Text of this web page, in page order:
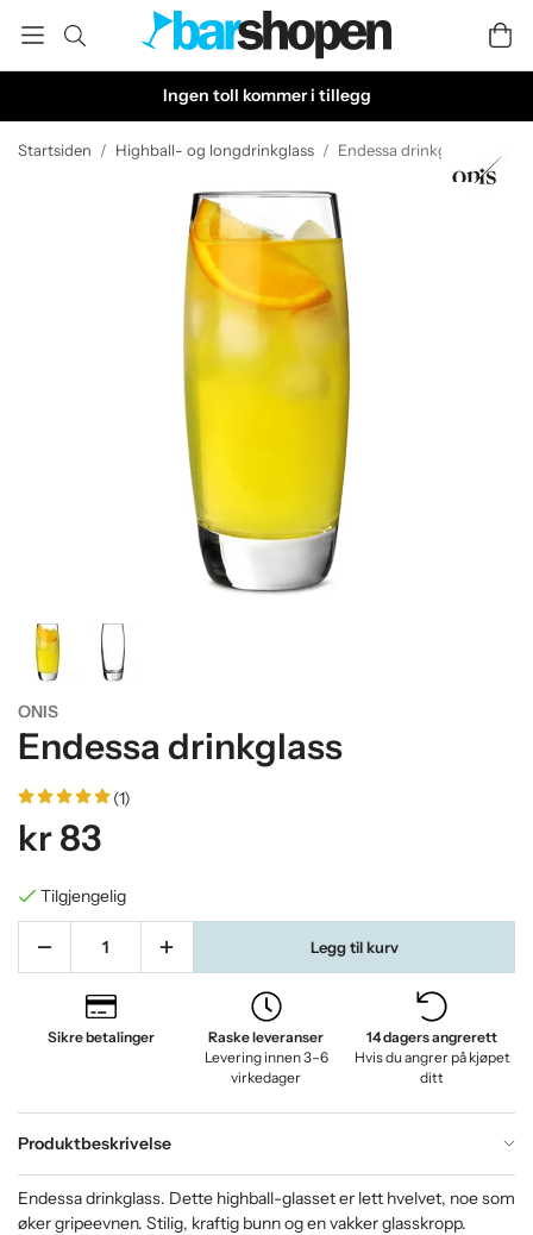
Ingen toll kommer i tillegg
Startsiden / Highball- og longdrinkglass / Endessa drinkglass
ONIS
Endessa drinkglass
(1)
kr 83
Tilgjengelig
Legg til kurv
Sikre betalinger
Raske leveranser
Levering innen 3–6
virkedager
14 dagers angrerett
Hvis du angrer på kjøpet
ditt
Produktbeskrivelse
Endessa drinkglass. Dette highball-glasset er lett hvelvet, noe som
øker gripeevnen. Stilig, kraftig bunn og en vakker glasskropp.